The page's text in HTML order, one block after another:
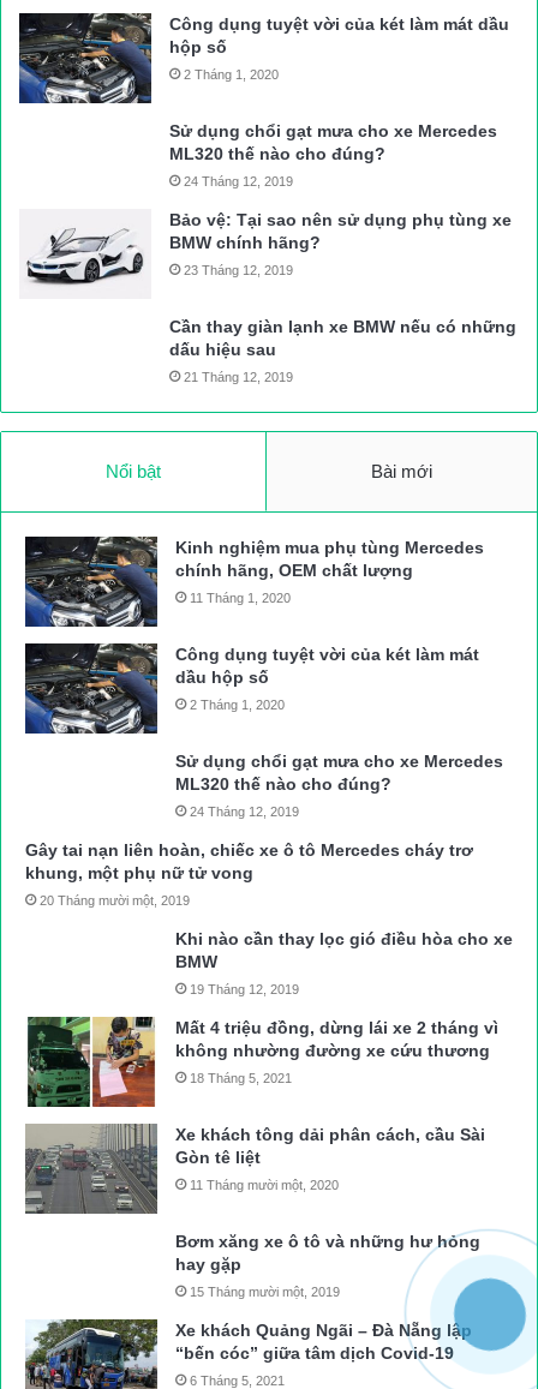
Công dụng tuyệt vời của két làm mát dầu
hộp số
2 Tháng 1, 2020
Sử dụng chổi gạt mưa cho xe Mercedes
ML320 thế nào cho đúng?
24 Tháng 12, 2019
Bảo vệ: Tại sao nên sử dụng phụ tùng xe
BMW chính hãng?
23 Tháng 12, 2019
Cần thay giàn lạnh xe BMW nếu có những
dấu hiệu sau
21 Tháng 12, 2019
Nổi bật Bài mới
Kinh nghiệm mua phụ tùng Mercedes
chính hãng, OEM chất lượng
11 Tháng 1, 2020
Công dụng tuyệt vời của két làm mát
dầu hộp số
2 Tháng 1, 2020
Sử dụng chổi gạt mưa cho xe Mercedes
ML320 thế nào cho đúng?
24 Tháng 12, 2019
Gây tai nạn liên hoàn, chiếc xe ô tô Mercedes cháy trơ
khung, một phụ nữ tử vong
20 Tháng mười một, 2019
Khi nào cần thay lọc gió điều hòa cho xe
BMW
19 Tháng 12, 2019
Mất 4 triệu đồng, dừng lái xe 2 tháng vì
không nhường đường xe cứu thương
18 Tháng 5, 2021
Xe khách tông dải phân cách, cầu Sài
Gòn tê liệt
11 Tháng mười một, 2020
Bơm xăng xe ô tô và những hư hỏng
hay gặp
15 Tháng mười một, 2019
Xe khách Quảng Ngãi – Đà Nẵng lập
“bến cóc” giữa tâm dịch Covid-19
6 Tháng 5, 2021